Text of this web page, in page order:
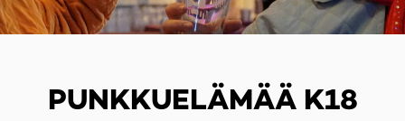
PUNKKUELÄMÄÄ K18